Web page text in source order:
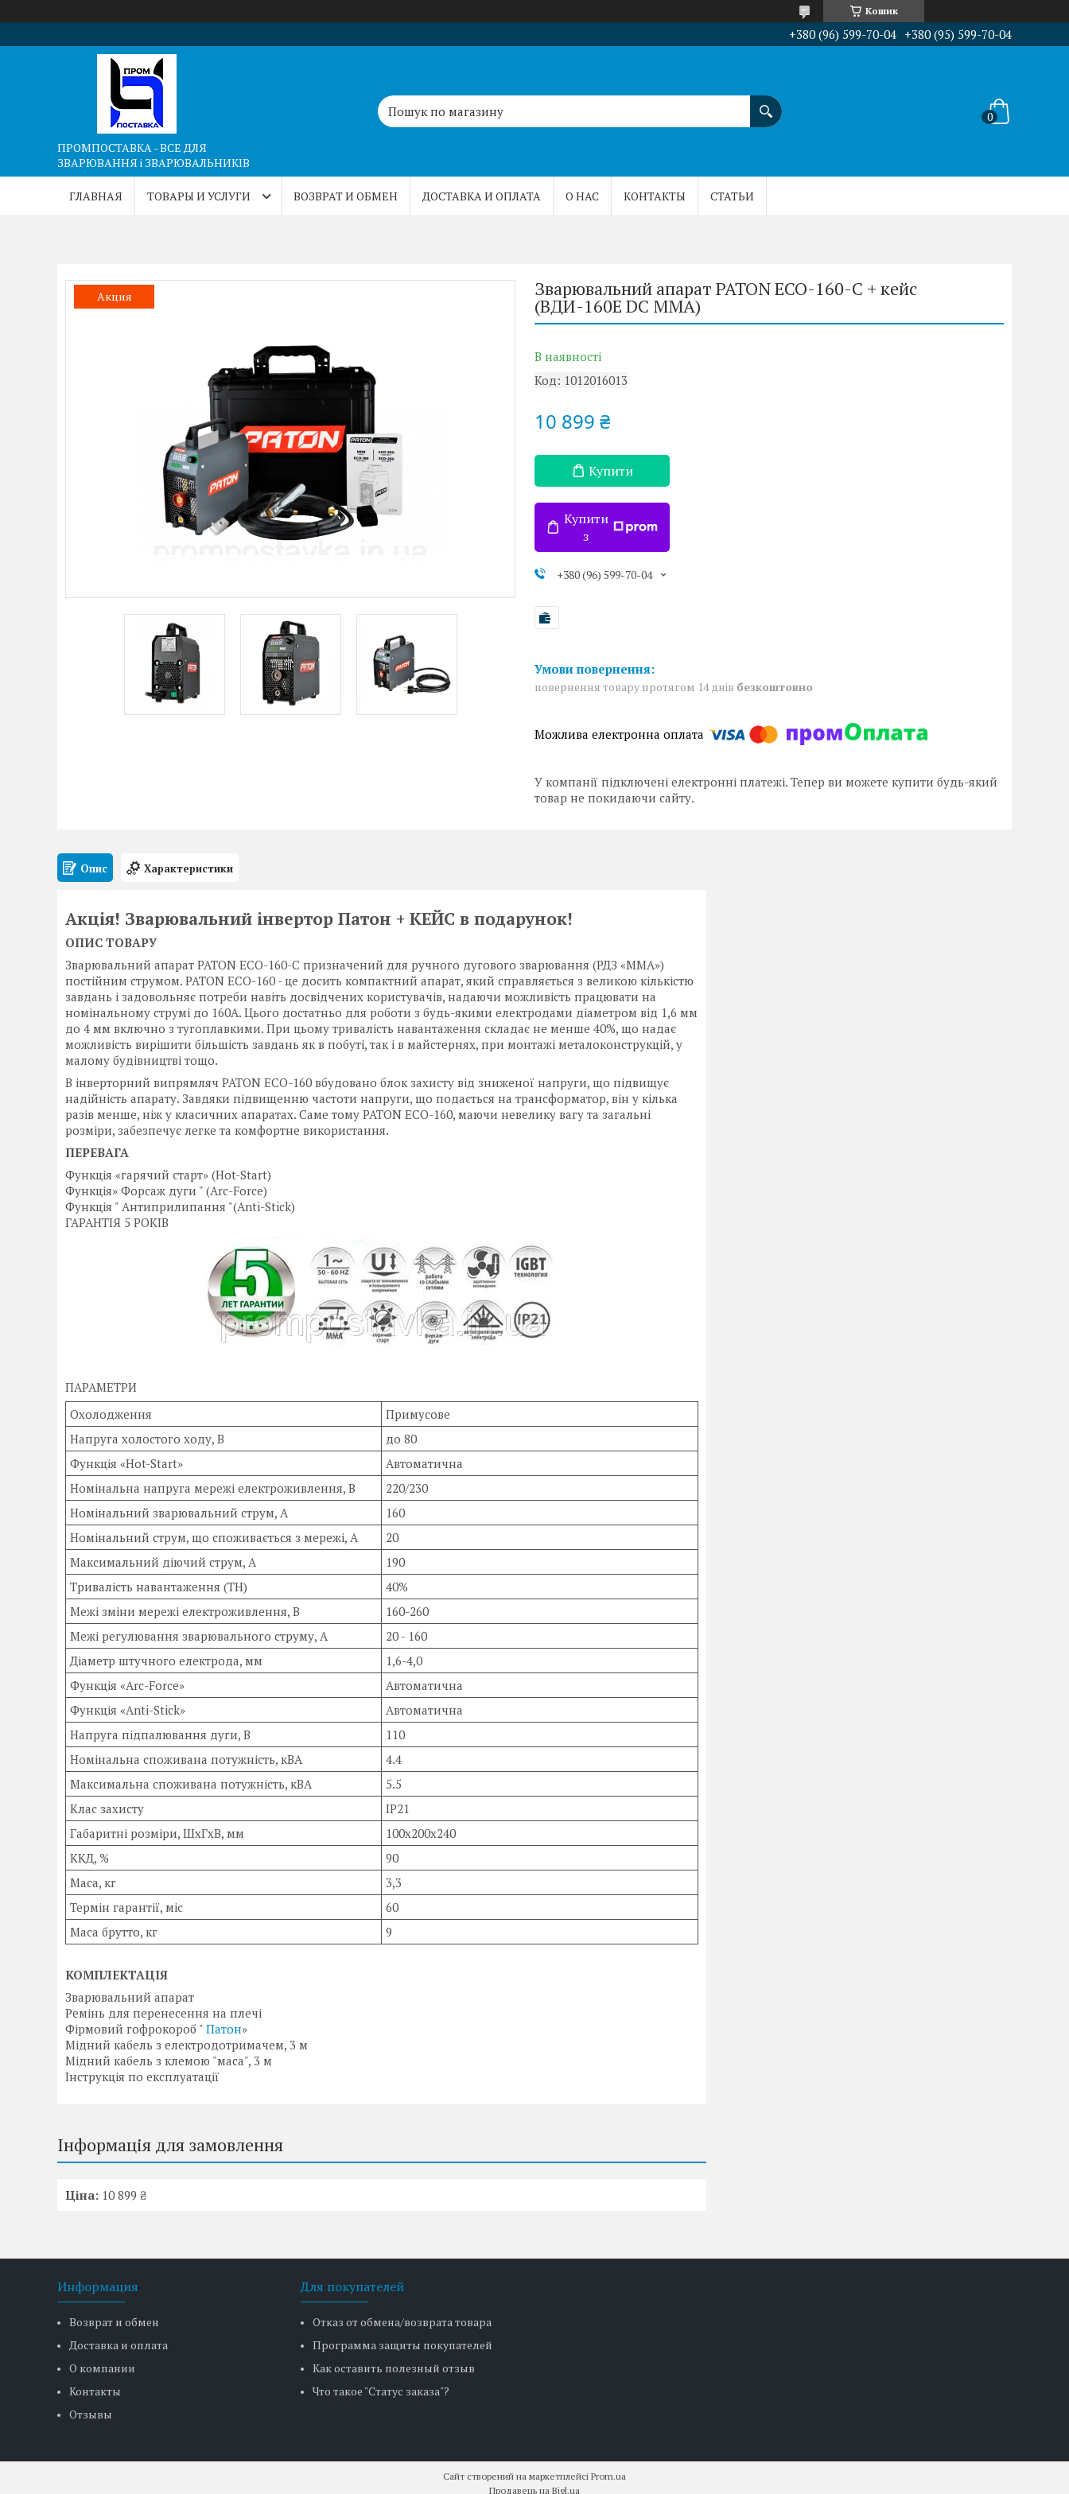
Кошик
+380 (96) 599-70-04 +380 (95) 599-70-04
ПРОМПОСТАВКА - ВСЕ ДЛЯ
ЗВАРЮВАННЯ і ЗВАРЮВАЛЬНИКІВ
ГЛАВНАЯ ТОВАРЫ И УСЛУГИ ВОЗВРАТ И ОБМЕН ДОСТАВКА И ОПЛАТА О НАС КОНТАКТЫ СТАТЬИ
Акция Зварювальний апарат PATON ECO-160-C + кейс
(ВДИ-160E DC MMA)
В наявності
Код: 1012016013
10 899 ₴
Купити
Купити
з
+380 (96) 599-70-04
повернення товару протягом 14 днів безкоштовно
У компанії підключені електронні платежі. Тепер ви можете купити будь-який
товар не покидаючи сайту.
Опис Характеристики
Акція! Зварювальний інвертор Патон + КЕЙС в подарунок!
ОПИС ТОВАРУ
Зварювальний апарат PATON ECO-160-C призначений для ручного дугового зварювання (РДЗ «MMA»)
постійним струмом. PATON ECO-160 - це досить компактний апарат, який справляється з великою кількістю
завдань і задовольняє потреби навіть досвідчених користувачів, надаючи можливість працювати на
номінальному струмі до 160А. Цього достатньо для роботи з будь-якими електродами діаметром від 1,6 мм
до 4 мм включно з тугоплавкими. При цьому тривалість навантаження складає не менше 40%, що надає
можливість вирішити більшість завдань як в побуті, так і в майстернях, при монтажі металоконструкцій, у
малому будівництві тощо.
В інверторний випрямляч PATON ECO-160 вбудовано блок захисту від зниженої напруги, що підвищує
надійність апарату. Завдяки підвищенню частоти напруги, що подається на трансформатор, він у кілька
разів менше, ніж у класичних апаратах. Саме тому PATON ECO-160, маючи невелику вагу та загальні
розміри, забезпечує легке та комфортне використання.
ПЕРЕВАГА
Функція «гарячий старт» (Hot-Start)
Функція» Форсаж дуги " (Arc-Force)
Функція " Антиприлипання "(Anti-Stick)
ГАРАНТІЯ 5 РОКІВ
ПАРАМЕТРИ
Охолодження
Примусове
Напруга холостого ходу, В
до 80
Функція «Hot-Start»
Автоматична
Номінальна напруга мережі електроживлення, В
220/230
Номінальний зварювальний струм, А
160
Номінальний струм, що споживається з мережі, А
20
Максимальний діючий струм, А
190
Тривалість навантаження (ТН)
40%
Межі зміни мережі електроживлення, В
160-260
Межі регулювання зварювального струму, А
20 - 160
Діаметр штучного електрода, мм
1,6-4,0
Функція «Arc-Force»
Автоматична
Функція «Anti-Stick»
Автоматична
Напруга підпалювання дуги, В
110
Номінальна споживана потужність, кВА
4.4
Максимальна споживана потужність, кВA
5.5
Клас захисту
IP21
Габаритні розміри, ШxГxВ, мм
100х200х240
ККД, %
90
Маса, кг
3,3
Термін гарантії, міс
60
Маса брутто, кг
9
КОМПЛЕКТАЦІЯ
Зварювальний апарат
Ремінь для перенесення на плечі
Фірмовий гофрокороб " Патон»
Мідний кабель з електродотримачем, 3 м
Мідний кабель з клемою "маса", 3 м
Інструкція по експлуатації
Інформація для замовлення
Ціна: 10 899 ₴
Информация
Возврат и обмен
Доставка и оплата
О компании
Контакты
Отзывы
Для покупателей
Отказ от обмена/возврата товара
Программа защиты покупателей
Как оставить полезный отзыв
Что такое "Статус заказа"?
Сайт створений на маркетплейсі Prom.ua
Продавець на Bigl.ua